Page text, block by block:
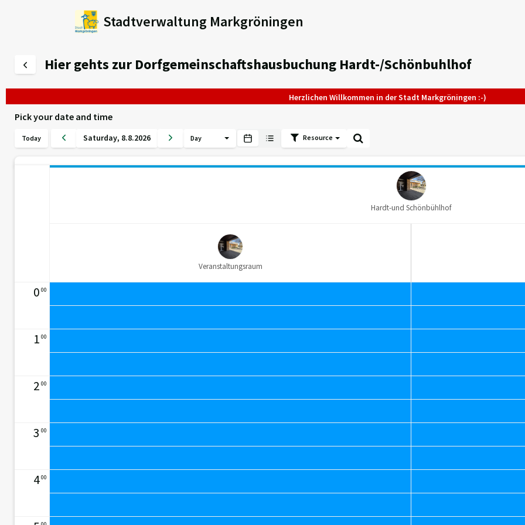
Stadtverwaltung Markgröningen
Hier gehts zur Dorfgemeinschaftshausbuchung Hardt-/Schönbuhlhof
Herzlichen Willkommen in der Stadt Markgröningen :-)
Pick your date and time
Today Saturday, 8.8.2026 Day Resource
Hardt-und Schönbühlhof
Veranstaltungsraum
0 00
1 00
2 00
3 00
400